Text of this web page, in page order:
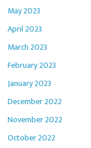
May 2023
April 2023
March 2023
February 2023
January 2023
December 2022
November 2022
October 2022